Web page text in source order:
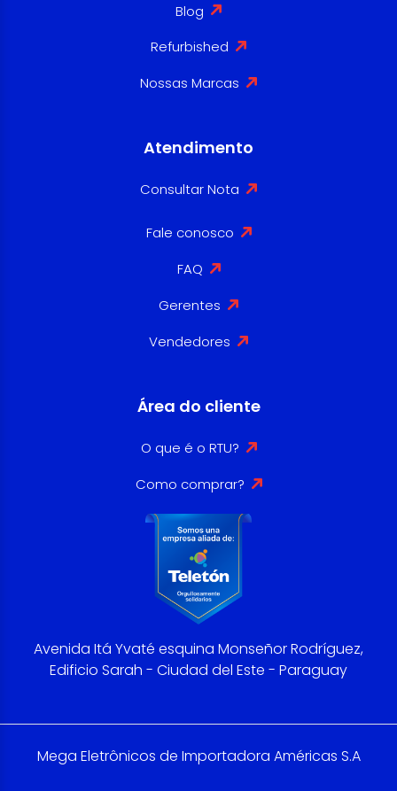
Blog
Refurbished
Nossas Marcas
Atendimento
Consultar Nota
Fale conosco
FAQ
Gerentes
Vendedores
Área do cliente
O que é o RTU?
Como comprar?
Avenida Itá Yvaté esquina Monseñor Rodríguez,
Edificio Sarah - Ciudad del Este - Paraguay
Mega Eletrônicos de Importadora Américas S.A